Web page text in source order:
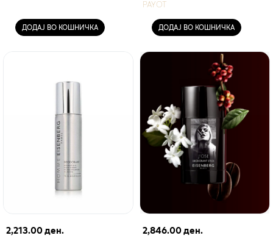
ДОДАЈ ВО КОШНИЧКА
PAYOT
ДОДАЈ ВО КОШНИЧКА
2,213.00 ден. 2,846.00 ден.